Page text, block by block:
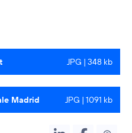
JPG | 348 kb
Madrid JPG | 1091 kb